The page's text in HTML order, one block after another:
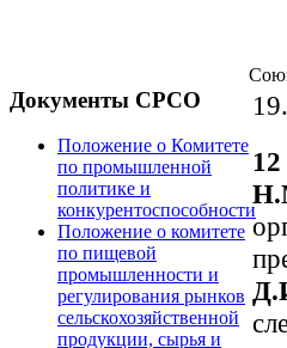
Документы СРСО
Положение о Комитете
по промышленной
политике и
конкурентоспособности
Положение о комитете
по пищевой
промышленности и
регулирования рынков
сельскохозяйственной
продукции, сырья и